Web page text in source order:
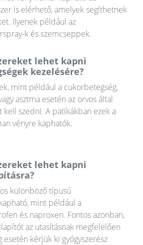
is elérhető, amelyek segíthetnek
Ilyenek például az
k és szemcseppek.
lehet kapni
kezelésére?
mint például a cukorbetegség,
asztma esetén az orvos által
kell szedni. A patikákban ezek a
vényre kaphatók.
lehet kapni
különböző típusú
mint például a
és naproxen. Fontos azonban,
az utasításnak megfelelően
esetén kérjük ki gyógyszerész